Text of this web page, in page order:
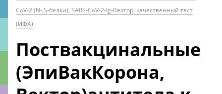
CoV-2 (N-,S-белки), SARS-CoV-2-Ig-Вектор, качественный тест
(ИФА)
Поствакцинальные
(ЭпиВакКорона,